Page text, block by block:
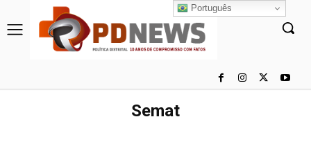
Semat
Português